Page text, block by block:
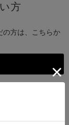
方
の方は、こちらか
客様のログイ